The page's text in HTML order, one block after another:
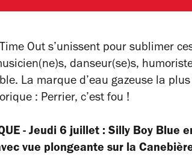
Out s’unissent pour sublimer
danseur(se)s,
La marque d’eau gazeuse la
: Perrier, c’est fou !
- Jeudi 6 juillet : Silly Boy Blue
vue plongeante sur la